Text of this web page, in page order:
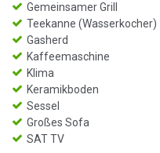
Gemeinsamer Grill
Teekanne (Wasserkocher)
Gasherd
Kaffeemaschine
Klima
Keramikboden
Sessel
Großes Sofa
SAT TV